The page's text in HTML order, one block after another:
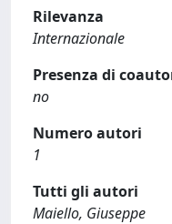
Rilevanza
Internazionale
Presenza di
no
Numero autori
1
Tutti gli autori
Maiello, Giuseppe